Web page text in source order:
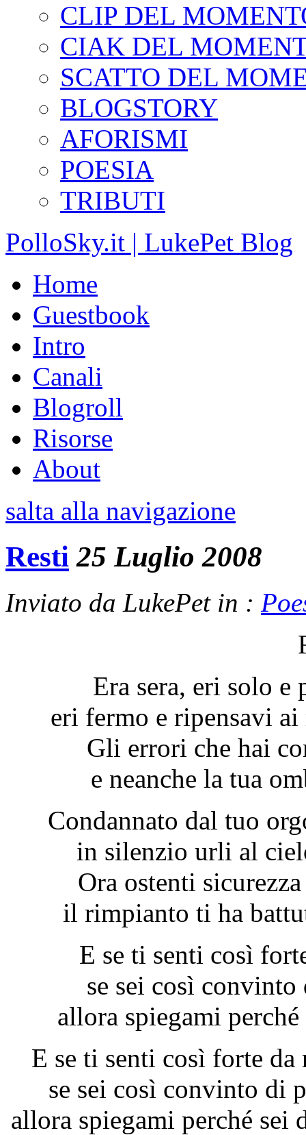
CLIP DEL
CIAK DEL
SCATTO DEL
BLOGSTORY
AFORISMI
POESIA
TRIBUTI
PolloSky.it | LukePet Blog
Home
Guestbook
Intro
Canali
Blogroll
Risorse
About
salta alla navigazione
Resti 25 Luglio 2008
Inviato da LukePet in :
Era sera, eri solo e
eri fermo e ripensavi ai
Gli errori che hai
e neanche la tua
Condannato dal tuo
in silenzio urli al
Ora ostenti
il rimpianto ti ha
E se ti senti così
se sei così
allora spiegami
E se ti senti così forte
se sei così convinto di
allora spiegami perché